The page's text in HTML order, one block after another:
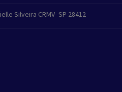
Silveira CRMV- SP 28412